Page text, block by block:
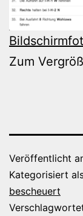
B
Zum
Veröffentlicht
Kategorisiert
bescheuert